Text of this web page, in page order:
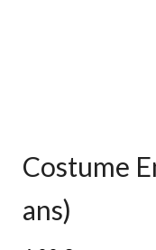
Costume
ans)